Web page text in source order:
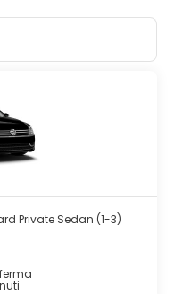
Private Sedan (1-3)